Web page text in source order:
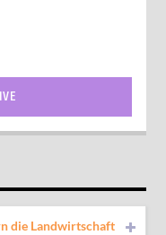
die Landwirtschaft